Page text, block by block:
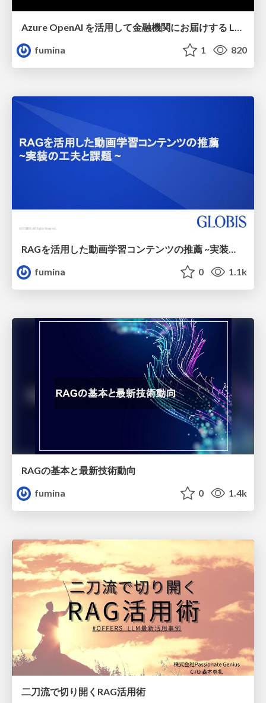
Azure OpenAI を活用して金融機関にお届けする LLM + RAG サービス
fumina
1 820
fumina
0 1.1k
RAGの基本と最新技術動向
fumina
0 1.4k
二刀流で切り開くRAG活用術